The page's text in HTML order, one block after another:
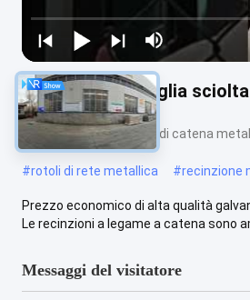
Recinzione a maglia
Recinzione a maglie di catena
#rotoli di rete metallica #recinzione
Prezzo economico di alta qualità
Le recinzioni a legame a catena sono
Messaggi del visitatore